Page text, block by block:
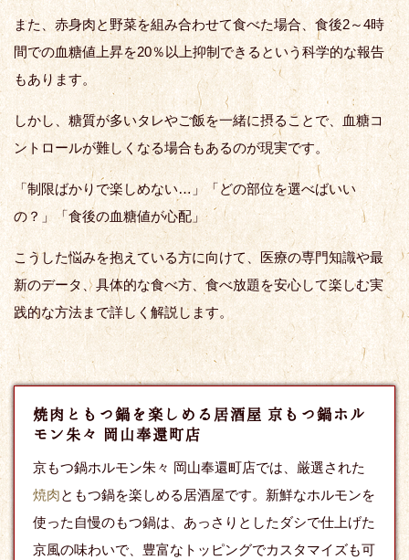
また、赤身肉と野菜を組み合わせて食べた場合、食後2～4時
間での血糖値上昇を20％以上抑制できるという科学的な報告
もあります。
しかし、糖質が多いタレやご飯を一緒に摂ることで、血糖コ
ントロールが難しくなる場合もあるのが現実です。
「制限ばかりで楽しめない…」「どの部位を選べばいい
の？」「食後の血糖値が心配」
こうした悩みを抱えている方に向けて、医療の専門知識や最
新のデータ、具体的な食べ方、食べ放題を安心して楽しむ実
践的な方法まで詳しく解説します。
焼肉ともつ鍋を楽しめる居酒屋 京もつ鍋ホル
モン朱々 岡山奉還町店
京もつ鍋ホルモン朱々 岡山奉還町店では、厳選された
焼肉ともつ鍋を楽しめる居酒屋です。新鮮なホルモンを
使った自慢のもつ鍋は、あっさりとしたダシで仕上げた
京風の味わいで、豊富なトッピングでカスタマイズも可